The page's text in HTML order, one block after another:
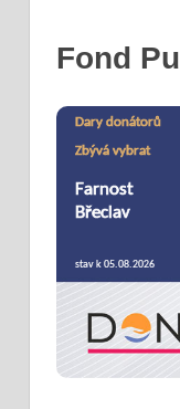
Fond